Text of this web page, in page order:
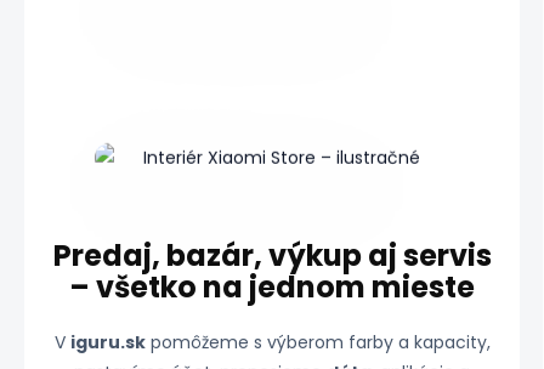
Predaj, bazár, výkup aj servis
– všetko na jednom mieste
V iguru.skpomôžeme s výberom farby a kapacity,